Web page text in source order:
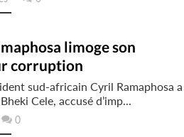
limoge son
corruption
sud-africain Cyril Ramaphosa a
Cele, accusé d’imp...
0